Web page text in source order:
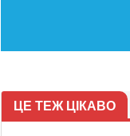
ЦЕ ТЕЖ ЦІКАВО